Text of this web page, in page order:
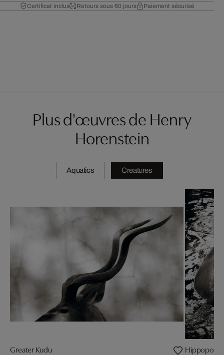
Certificat inclus Retours sous 60 jours Paiement sécurisé
Plus d'œuvres de Henry
Horenstein
Aquatics Creatures
Greater Kudu